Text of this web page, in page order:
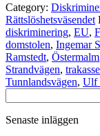
Category:
Rättslöshetsväsendet
diskriminering, EU,
domstolen, Ingemar
Ramstedt, Östermalm
Strandvägen,
Tunnlandsvägen, Ulf
efter:
Senaste inläggen